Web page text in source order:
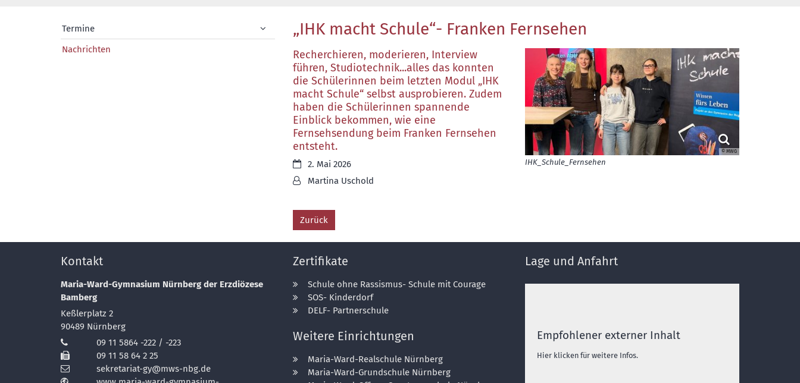
„IHK macht Schule“- Franken Fernsehen
© MWG
IHK_Schule_Fernsehen
Recherchieren, moderieren, Interview
führen, Studiotechnik...alles das konnten
die Schülerinnen beim letzten Modul „IHK
macht Schule“ selbst ausprobieren. Zudem
haben die Schülerinnen spannende
Einblick bekommen, wie eine
Fernsehsendung beim Franken Fernsehen
entsteht.
Datum:2. Mai 2026
Von:Martina Uschold
Zurück
Termine
Nachrichten
Kontakt
Maria-Ward-Gymnasium Nürnberg der Erzdiözese
Bamberg
Keßlerplatz 2
90489 Nürnberg
09 11 5864 -222 / -223
09 11 58 64 2 25
sekretariat-gy@mws-nbg.de
Zertifikate
Schule ohne Rassismus- Schule mit Courage
SOS- Kinderdorf
DELF- Partnerschule
Weitere Einrichtungen
Maria-Ward-Realschule Nürnberg
Maria-Ward-Grundschule Nürnberg
Lage und Anfahrt
Empfohlener externer Inhalt
Hier klicken für weitere Infos.